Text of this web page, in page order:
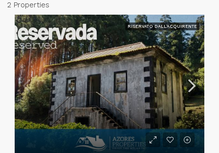
2 Properties
RISERVATO DALL'ACQUIRENTE